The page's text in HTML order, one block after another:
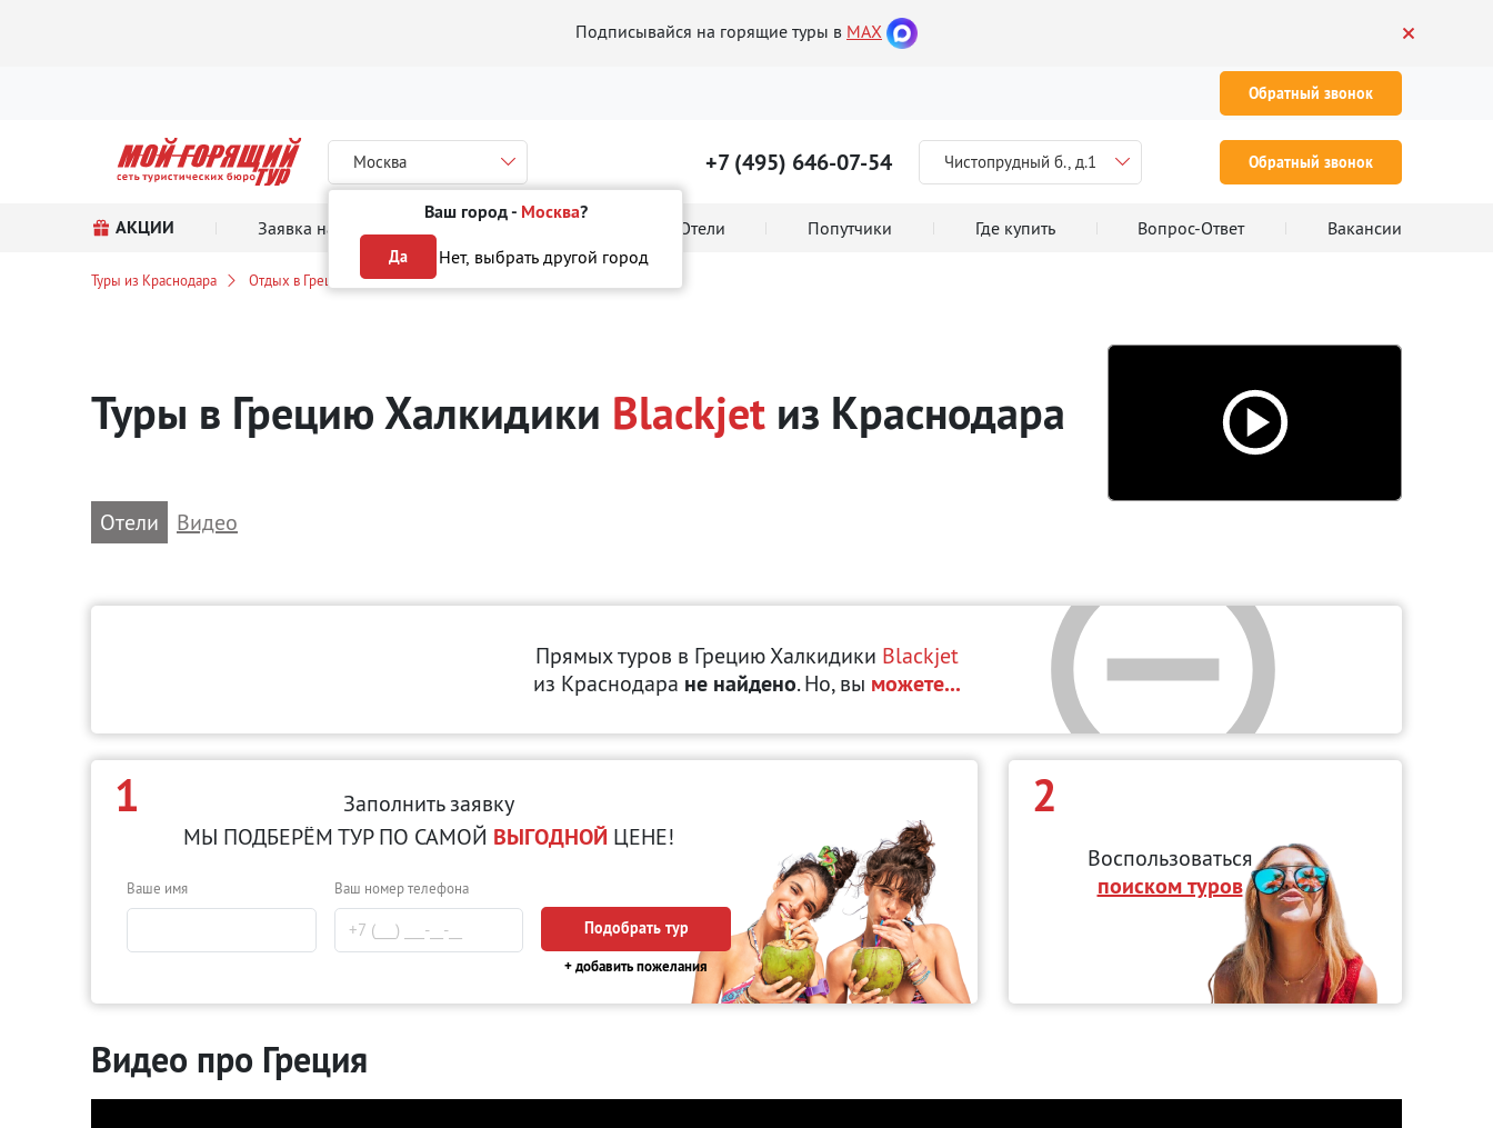
Подписывайся на горящие туры в MAX
Обратный звонок
Москва
Ваш город - Москва?
Да Нет, выбрать другой город
+7 (495) 646-07-54 Чистопрудный б., д.1 Обратный звонок
АКЦИИ Заявка на тур Поиск тура онлайн Отели Попутчики Где купить Вопрос-Ответ Вакансии
Туры из Краснодара Отдых в Греции Халкидики
Туры в Грецию Халкидики Blackjet из Краснодара
Отели Видео
Прямых туров в Грецию Халкидики Blackjet
из Краснодара не найдено. Но, вы можете...
1
Заполнить заявку
МЫ ПОДБЕРЁМ ТУР ПО САМОЙ ВЫГОДНОЙ ЦЕНЕ!
Ваше имя Ваш номер телефона
Подобрать тур
+ добавить пожелания
2
Воспользоваться
поиском туров
Видео про Греция